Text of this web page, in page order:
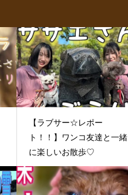
【ラブサー☆レポー
ト！！】ワンコ友達と一緒
に楽しいお散歩♡